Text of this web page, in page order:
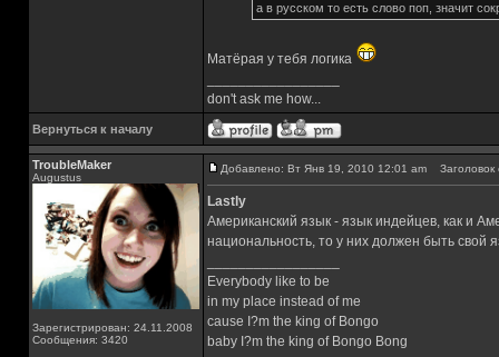
а в русском то есть слово поп, значит
Матёрая у тебя логика
don't ask me how...
Вернуться к началу
TroubleMaker
Augustus
Зарегистрирован: 24.11.2008
Сообщения: 3420
Добавлено: Вт Янв 19, 2010 12:01 am Заголовок
Lastly
Американский язык - язык индейцев, как и
национальность, то у них должен быть свой
Everybody like to be
in my place instead of me
cause I?m the king of Bongo
baby I?m the king of Bongo Bong